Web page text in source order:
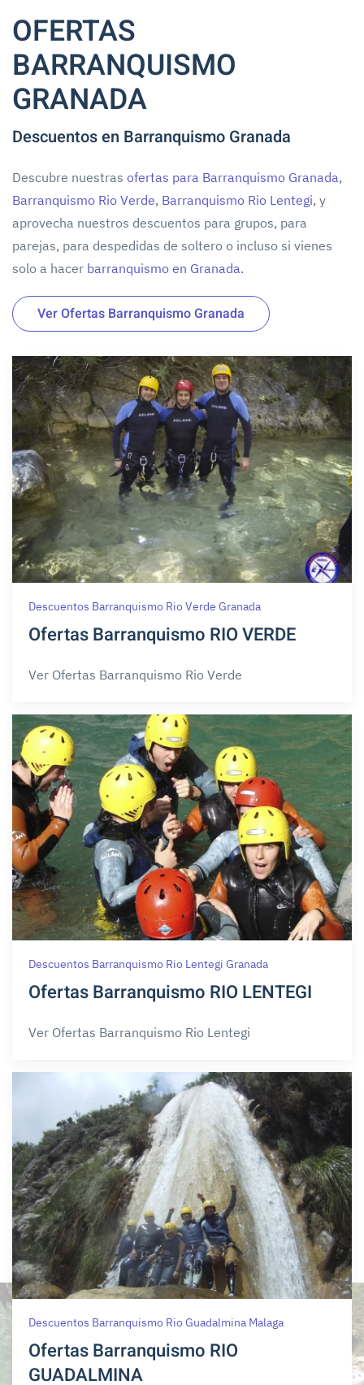
OFERTAS
BARRANQUISMO
GRANADA
Descuentos en Barranquismo Granada
Descubre nuestras ofertas para Barranquismo Granada,
Barranquismo Rio Verde, Barranquismo Rio Lentegi, y
aprovecha nuestros descuentos para grupos, para
parejas, para despedidas de soltero o incluso si vienes
solo a hacer barranquismo en Granada.
Ver Ofertas Barranquismo Granada
Descuentos Barranquismo Rio Verde Granada
Ofertas Barranquismo RIO VERDE
Ver Ofertas Barranquismo Rio Verde
Descuentos Barranquismo Rio Lentegi Granada
Ofertas Barranquismo RIO LENTEGI
Ver Ofertas Barranquismo Rio Lentegi
Descuentos Barranquismo Rio Guadalmina Malaga
Ofertas Barranquismo RIO
GUADALMINA